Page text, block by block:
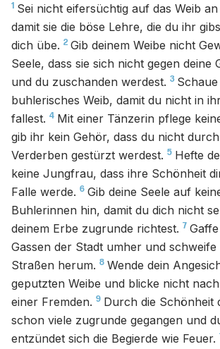
1 Sei nicht eifersüchtig auf das Weib
damit sie die böse Lehre, die du ihr
dich übe. 2 Gib deinem Weibe nicht
Seele, dass sie sich nicht gegen deine
und du zuschanden werdest. 3
buhlerisches Weib, damit du nicht in
fallest. 4 Mit einer Tänzerin pflege
gib ihr kein Gehör, dass du nicht
Verderben gestürzt werdest. 5 Hefte
keine Jungfrau, dass ihre Schönheit
Falle werde. 6 Gib deine Seele auf
Buhlerinnen hin, damit du dich nicht
deinem Erbe zugrunde richtest. 7
Gassen der Stadt umher und
Straßen herum. 8 Wende dein
geputzten Weibe und blicke nicht
einer Fremden. 9 Durch die Schönheit
schon viele zugrunde gegangen und
entzündet sich die Begierde wie Feuer.